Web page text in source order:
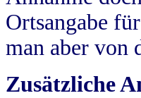
Ortsangabe
man aber von
Zusätzliche